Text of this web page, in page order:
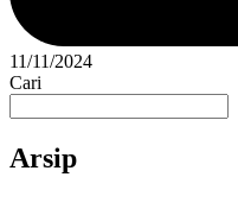
11/11/2024
Cari
Arsip